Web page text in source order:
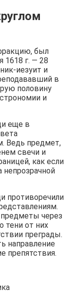
был
1618 г. — 28
иезуит и
в
половину
и
еще в
Ведь предмет,
свечи и
как если
противоречили
через
тени от них
преграды.
направление
препятствия.